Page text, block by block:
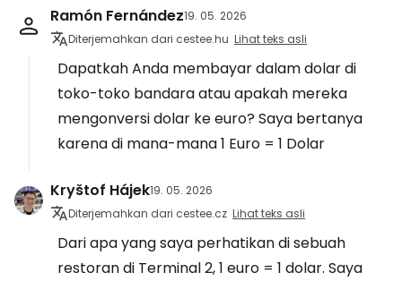
Ramón Fernández19. 05. 2026
Diterjemahkan dari cestee.hu Lihat teks asli
Dapatkah Anda membayar dalam dolar di
toko-toko bandara atau apakah mereka
mengonversi dolar ke euro? Saya bertanya
karena di mana-mana 1 Euro = 1 Dolar
Kryštof Hájek19. 05. 2026
Diterjemahkan dari cestee.cz Lihat teks asli
Dari apa yang saya perhatikan di sebuah
restoran di Terminal 2, 1 euro = 1 dolar. Saya